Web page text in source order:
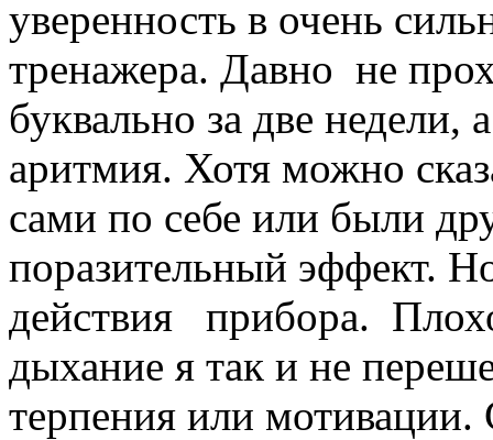
уверенность в очень
тренажера. Давно не
буквально за две недели,
аритмия. Хотя можно
сами по себе или были
поразительный эффект.
действия прибора.
дыхание я так и не
терпения или